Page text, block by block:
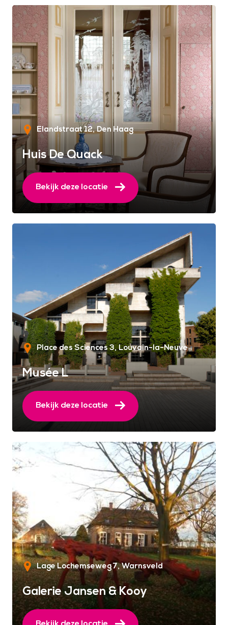
Elandstraat 12 Den Haag
Huis De Quack
Bekijk deze locatie
Place des Sciences 3 Louvain-la-Neuve
Musée L
Bekijk deze locatie
Lage Lochemseweg 7 Warnsveld
Galerie Jansen & Kooy